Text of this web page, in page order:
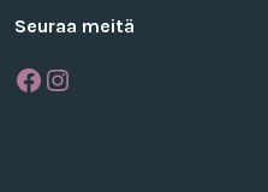
Seuraa meitä
Facebook
Instagram